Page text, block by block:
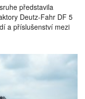
představila
Deutz-Fahr DF 5
a příslušenství mezi